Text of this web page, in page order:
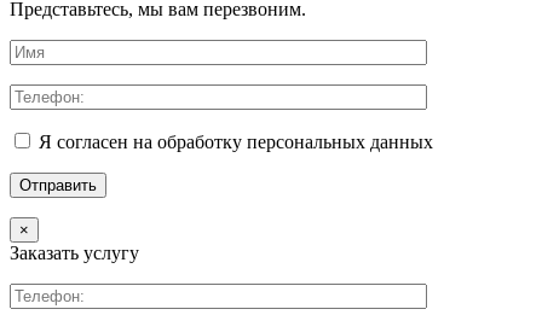
Представьтесь, мы вам перезвоним.
Я согласен на обработку персональных данных
×
Заказать услугу